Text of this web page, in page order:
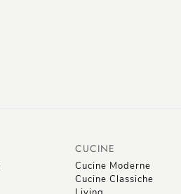
CUCINE
Cucine Moderne
Cucine Classiche